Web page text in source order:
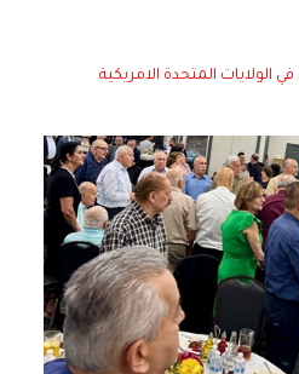
في الولايات المتحدة الامريكية